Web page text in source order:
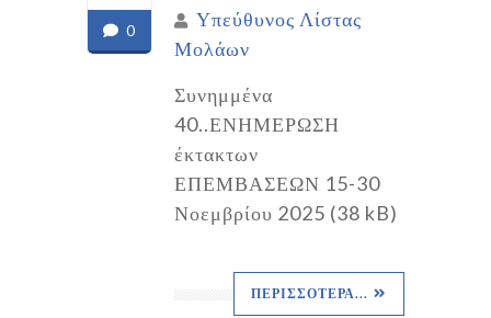
0
Υπεύθυνος Λίστας
Μολάων
Συνημμένα
40..ΕΝΗΜΕΡΩΣΗ
έκτακτων
ΕΠΕΜΒΑΣΕΩΝ 15-30
Νοεμβρίου 2025 (38 kB)
ΠΕΡΙΣΣΌΤΕΡΑ...